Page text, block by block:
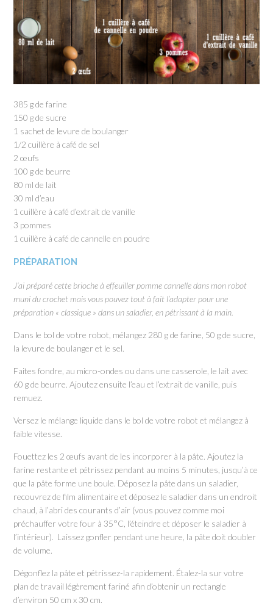
385 g de farine
150 g de sucre
1 sachet de levure de boulanger
1/2 cuillère à café de sel
2 œufs
100 g de beurre
80 ml de lait
30 ml d’eau
1 cuillère à café d’extrait de vanille
3 pommes
1 cuillère à café de cannelle en poudre
PRÉPARATION
J’ai préparé cette brioche à effeuiller pomme cannelle dans mon robot
muni du crochet mais vous pouvez tout à fait l’adapter pour une
préparation « classique » dans un saladier, en pétrissant à la main.
Dans le bol de votre robot, mélangez 280 g de farine, 50 g de sucre,
la levure de boulanger et le sel.
Faites fondre, au micro-ondes ou dans une casserole, le lait avec
60 g de beurre. Ajoutez ensuite l’eau et l’extrait de vanille, puis
remuez.
Versez le mélange liquide dans le bol de votre robot et mélangez à
faible vitesse.
Fouettez les 2 œufs avant de les incorporer à la pâte. Ajoutez la
farine restante et pétrissez pendant au moins 5 minutes, jusqu’à ce
que la pâte forme une boule. Déposez la pâte dans un saladier,
recouvrez de film alimentaire et déposez le saladier dans un endroit
chaud, à l’abri des courants d’air (vous pouvez comme moi
préchauffer votre four à 35°C, l’éteindre et déposer le saladier à
l’intérieur). Laissez gonfler pendant une heure, la pâte doit doubler
de volume.
Dégonflez la pâte et pétrissez-la rapidement. Étalez-la sur votre
plan de travail légèrement fariné afin d’obtenir un rectangle
d’environ 50 cm x 30 cm.